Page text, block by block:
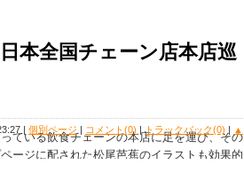
本全国チェーン店本店巡
ている飲食チェーンの本店に足を運び、その
ージに配された松尾芭蕉のイラストも効果的
個別ページ コメント(0) トラックバック(0) ▲